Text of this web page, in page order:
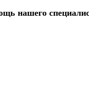
нашего